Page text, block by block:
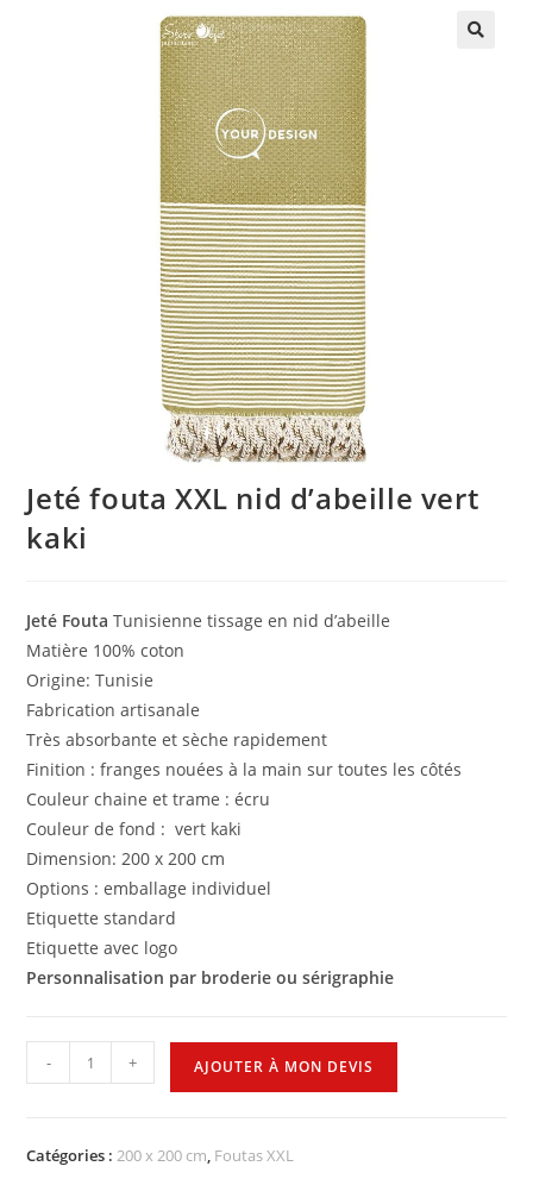
Jeté fouta XXL nid d’abeille vert
kaki
Jeté Fouta Tunisienne tissage en nid d’abeille
Matière 100% coton
Origine: Tunisie
Fabrication artisanale
Très absorbante et sèche rapidement
Finition : franges nouées à la main sur toutes les côtés
Couleur chaine et trame : écru
Couleur de fond : vert kaki
Dimension: 200 x 200 cm
Options : emballage individuel
Etiquette standard
Etiquette avec logo
Personnalisation par broderie ou sérigraphie
- + AJOUTER À MON DEVIS
Catégories :200 x 200 cm, Foutas XXL